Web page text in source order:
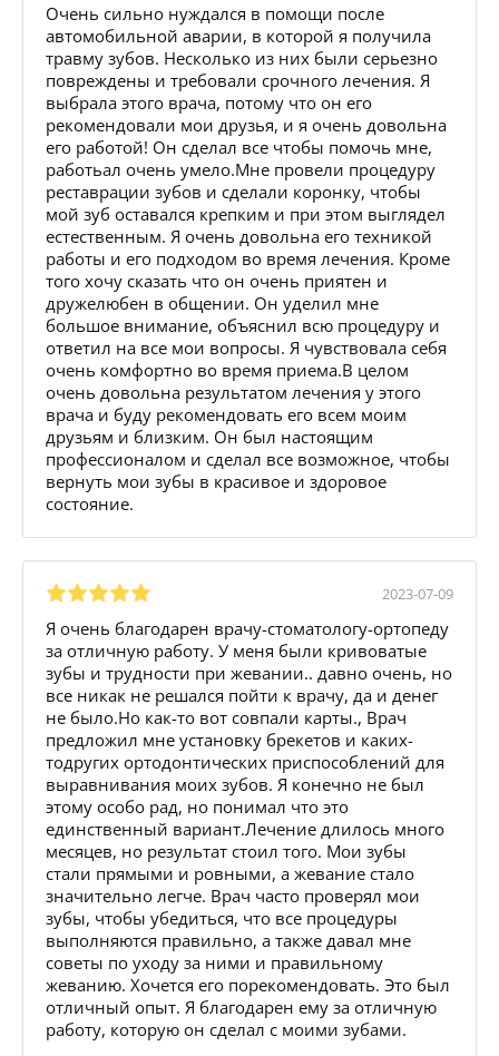
Очень сильно нуждался в помощи после
автомобильной аварии, в которой я получила
травму зубов. Несколько из них были серьезно
повреждены и требовали срочного лечения. Я
выбрала этого врача, потому что он его
рекомендовали мои друзья, и я очень довольна
его работой! Он сделал все чтобы помочь мне,
работьал очень умело.Мне провели процедуру
реставрации зубов и сделали коронку, чтобы
мой зуб оставался крепким и при этом выглядел
естественным. Я очень довольна его техникой
работы и его подходом во время лечения. Кроме
того хочу сказать что он очень приятен и
дружелюбен в общении. Он уделил мне
большое внимание, объяснил всю процедуру и
ответил на все мои вопросы. Я чувствовала себя
очень комфортно во время приема.В целом
очень довольна результатом лечения у этого
врача и буду рекомендовать его всем моим
друзьям и близким. Он был настоящим
профессионалом и сделал все возможное, чтобы
вернуть мои зубы в красивое и здоровое
состояние.
2023-07-09
Я очень благодарен врачу-стоматологу-ортопеду
за отличную работу. У меня были кривоватые
зубы и трудности при жевании.. давно очень, но
все никак не решался пойти к врачу, да и денег
не было.Но как-то вот совпали карты., Врач
предложил мне установку брекетов и каких-
тодругих ортодонтических приспособлений для
выравнивания моих зубов. Я конечно не был
этому особо рад, но понимал что это
единственный вариант.Лечение длилось много
месяцев, но результат стоил того. Мои зубы
стали прямыми и ровными, а жевание стало
значительно легче. Врач часто проверял мои
зубы, чтобы убедиться, что все процедуры
выполняются правильно, а также давал мне
советы по уходу за ними и правильному
жеванию. Хочется его порекомендовать. Это был
отличный опыт. Я благодарен ему за отличную
работу, которую он сделал с моими зубами.